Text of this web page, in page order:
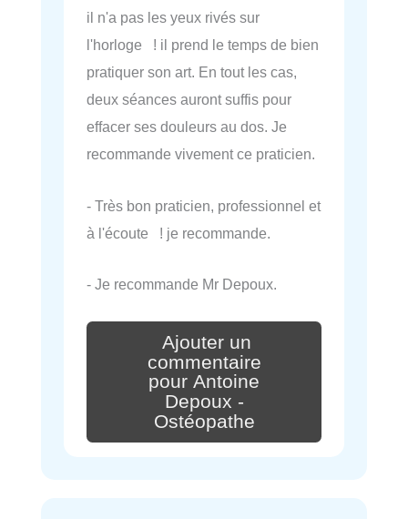
il n'a pas les yeux rivés sur
l'horloge ! il prend le temps de bien
pratiquer son art. En tout les cas,
deux séances auront suffis pour
effacer ses douleurs au dos. Je
recommande vivement ce praticien.
- Très bon praticien, professionnel et
à l'écoute ! je recommande.
- Je recommande Mr Depoux.
Ajouter un
commentaire
pour Antoine
Depoux -
Ostéopathe